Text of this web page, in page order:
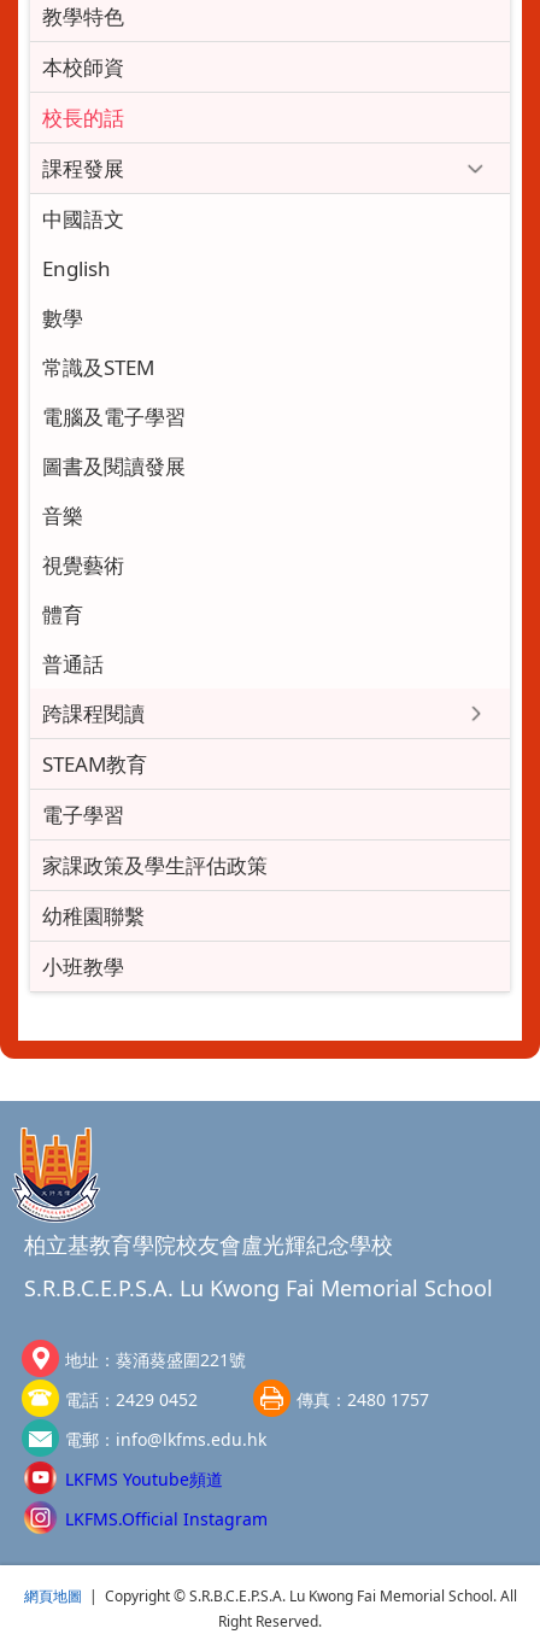
教學特色
本校師資
校長的話
課程發展
中國語文
English
數學
常識及STEM
電腦及電子學習
圖書及閱讀發展
音樂
視覺藝術
體育
普通話
跨課程閱讀
STEAM教育
電子學習
家課政策及學生評估政策
幼稚園聯繫
小班教學
柏立基教育學院校友會盧光輝紀念學校
S.R.B.C.E.P.S.A. Lu Kwong Fai Memorial School
地址： 葵涌葵盛圍221號
電話： 2429 0452 傳真： 2480 1757
電郵： info@lkfms.edu.hk
LKFMS Youtube頻道
LKFMS.Official Instagram
網頁地圖 | Copyright © S.R.B.C.E.P.S.A. Lu Kwong Fai Memorial School. All
Right Reserved.